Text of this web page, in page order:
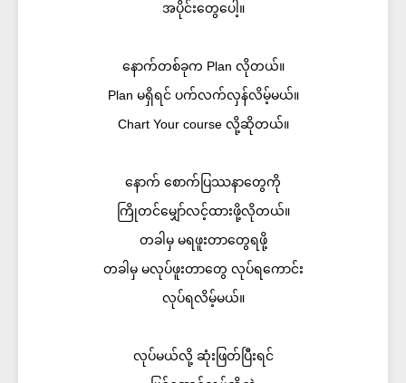
အပိုင်းတွေပေါ့။
နောက်တစ်ခုက Plan လိုတယ်။
Plan မရှိရင် ပက်လက်လှန်လိမ့်မယ်။
Chart Your course လို့ဆိုတယ်။
နောက် စောက်ပြဿနာတွေကို
ကြိုတင်မျှော်လင့်ထားဖို့လိုတယ်။
တခါမှ မရဖူးတာတွေရဖို့
တခါမှ မလုပ်ဖူးတာတွေ လုပ်ရကောင်း
လုပ်ရလိမ့်မယ်။
လုပ်မယ်လို့ ဆုံးဖြတ်ပြီးရင်